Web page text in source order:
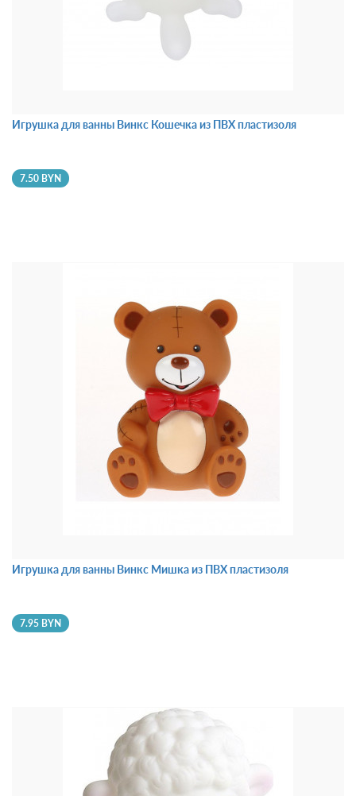
Игрушка для ванны Винкс Кошечка из ПВХ пластизоля
7.50 BYN
Игрушка для ванны Винкс Мишка из ПВХ пластизоля
7.95 BYN